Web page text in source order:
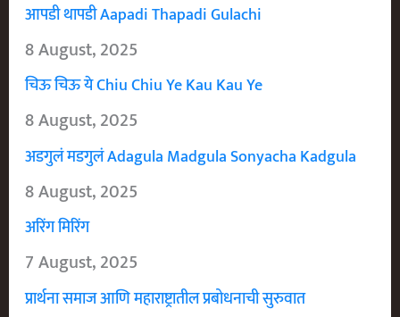
आपडी थापडी Aapadi Thapadi Gulachi
8 August, 2025
चिऊ चिऊ ये Chiu Chiu Ye Kau Kau Ye
8 August, 2025
अडगुलं मडगुलं Adagula Madgula Sonyacha Kadgula
8 August, 2025
अरिंग मिरिंग
7 August, 2025
प्रार्थना समाज आणि महाराष्ट्रातील प्रबोधनाची सुरुवात